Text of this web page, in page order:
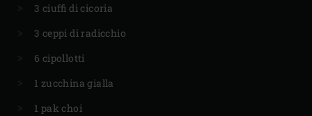
3 ciuffi di cicoria
3 ceppi di radicchio
6 cipollotti
1 zucchina gialla
1 pak choi